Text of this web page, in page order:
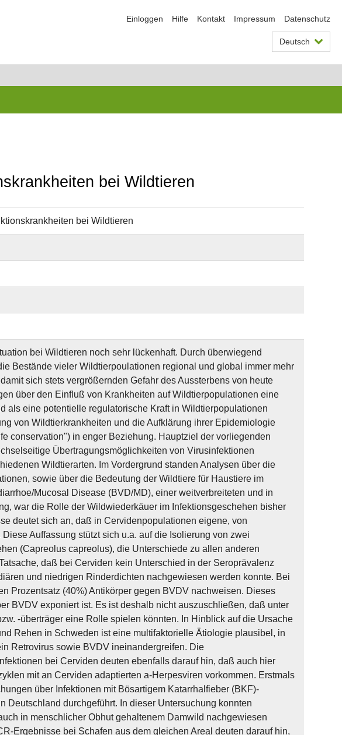
Einloggen Hilfe Kontakt Impressum Datenschutz
Deutsch
bei Wildtieren
bei Wildtieren
bei Wildtieren noch sehr lückenhaft. Durch überwiegend
Bestände vieler Wildtierpoulationen regional und global immer mehr
sich stets vergrößernden Gefahr des Aussterbens von heute
über den Einfluß von Krankheiten auf Wildtierpopulationen eine
als eine potentielle regulatorische Kraft in Wildtierpopulationen
von Wildtierkrankheiten und die Aufklärung ihrer Epidemiologie
conservation") in enger Beziehung. Hauptziel der vorliegenden
Übertragungsmöglichkeiten von Virusinfektionen
Wildtierarten. Im Vordergrund standen Analysen über die
sowie über die Bedeutung der Wildtiere für Haustiere im
Mucosal Disease (BVD/MD), einer weitverbreiteten und in
war die Rolle der Wildwiederkäuer im Infektionsgeschehen bisher
deutet sich an, daß in Cervidenpopulationen eigene, von
Auffassung stützt sich u.a. auf die Isolierung von zwei
(Capreolus capreolus), die Unterschiede zu allen anderen
daß bei Cerviden kein Unterschied in der Seroprävalenz
und niedrigen Rinderdichten nachgewiesen werden konnte. Bei
Prozentsatz (40%) Antikörper gegen BVDV nachweisen. Dieses
BVDV exponiert ist. Es ist deshalb nicht auszuschließen, daß unter
-überträger eine Rolle spielen könnten. In Hinblick auf die Ursache
Rehen in Schweden ist eine multifaktorielle Ätiologie plausibel, in
Retrovirus sowie BVDV ineinandergreifen. Die
bei Cerviden deuten ebenfalls darauf hin, daß auch hier
mit an Cerviden adaptierten a-Herpesviren vorkommen. Erstmals
über Infektionen mit Bösartigem Katarrhalfieber (BKF)-
durchgeführt. In dieser Untersuchung konnten
in menschlicher Obhut gehaltenem Damwild nachgewiesen
Ergebnisse bei Schafen aus dem gleichen Areal deuten darauf hin,